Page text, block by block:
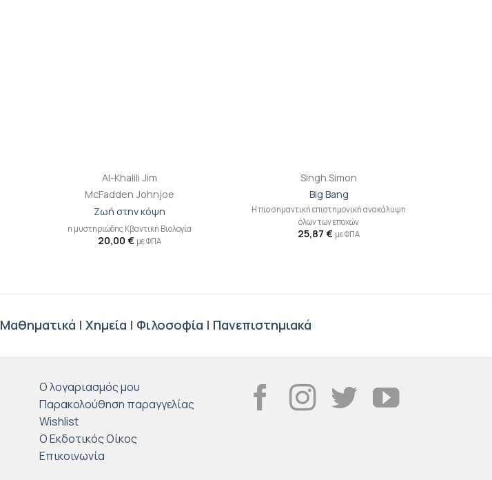
Al-Khalili Jim
McFadden Johnjoe
Ζωή στην κόψη
η μυστηριώδης Κβαντική Βιολογία
20,00€ με ΦΠΑ
Singh Simon
Big Bang
Η πιο σημαντική επιστημονική ανακάλυψη
όλων των εποχών
25,87€ με ΦΠΑ
Μαθηματικά | Χημεία | Φιλοσοφία | Πανεπιστημιακά
Ο λογαριασμός μου
Παρακολούθηση παραγγελίας
Wishlist
Ο Εκδοτικός Οίκος
Επικοινωνία